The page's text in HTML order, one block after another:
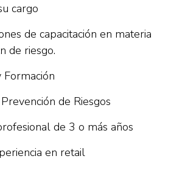
cargo
de capacitación en materia
de riesgo.
Formación
de Riesgos
de 3 o más años
en retail